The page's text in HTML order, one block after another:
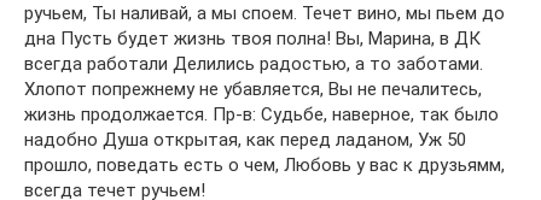
ручьем, Ты наливай, а мы споем. Течет вино, мы пьем до
дна Пусть будет жизнь твоя полна! Вы, Марина, в ДК
всегда работали Делились радостью, а то заботами.
Хлопот попрежнему не убавляется, Вы не печалитесь,
жизнь продолжается. Пр-в: Судьбе, наверное, так было
надобно Душа открытая, как перед ладаном, Уж 50
прошло, поведать есть о чем, Любовь у вас к друзьямм,
всегда течет ручьем!